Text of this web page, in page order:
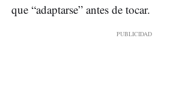
que “adaptarse” antes de tocar.